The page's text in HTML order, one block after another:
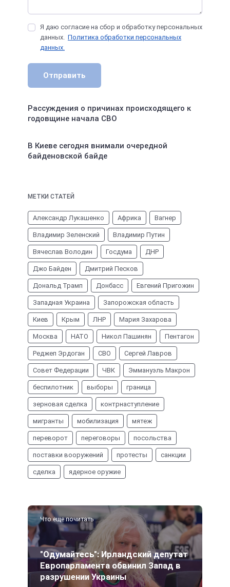
Я даю согласие на сбор и обработку персональных
данных. Политика обработки персональных
данных.
Отправить
Рассуждения о причинах происходящего к
годовщине начала СВО
В Киеве сегодня внимали очередной
байденовской байде
МЕТКИ СТАТЕЙ
Александр Лукашенко Африка Вагнер
Владимир Зеленский Владимир Путин
Вячеслав Володин Госдума ДНР
Джо Байден Дмитрий Песков
Дональд Трамп Донбасс Евгений Пригожин
Западная Украина Запорожская область
Киев Крым ЛНР Мария Захарова
Москва НАТО Никол Пашинян Пентагон
Реджеп Эрдоган СВО Сергей Лавров
Совет Федерации ЧВК Эммануэль Макрон
беспилотник выборы граница
зерновая сделка контрнаступление
мигранты мобилизация мятеж
переворот переговоры посольства
поставки вооружений протесты санкции
сделка ядерное оружие
Что еще почитать
"Одумайтесь": Ирландский депутат
Европарламента обвинил Запад в
разрушении Украины